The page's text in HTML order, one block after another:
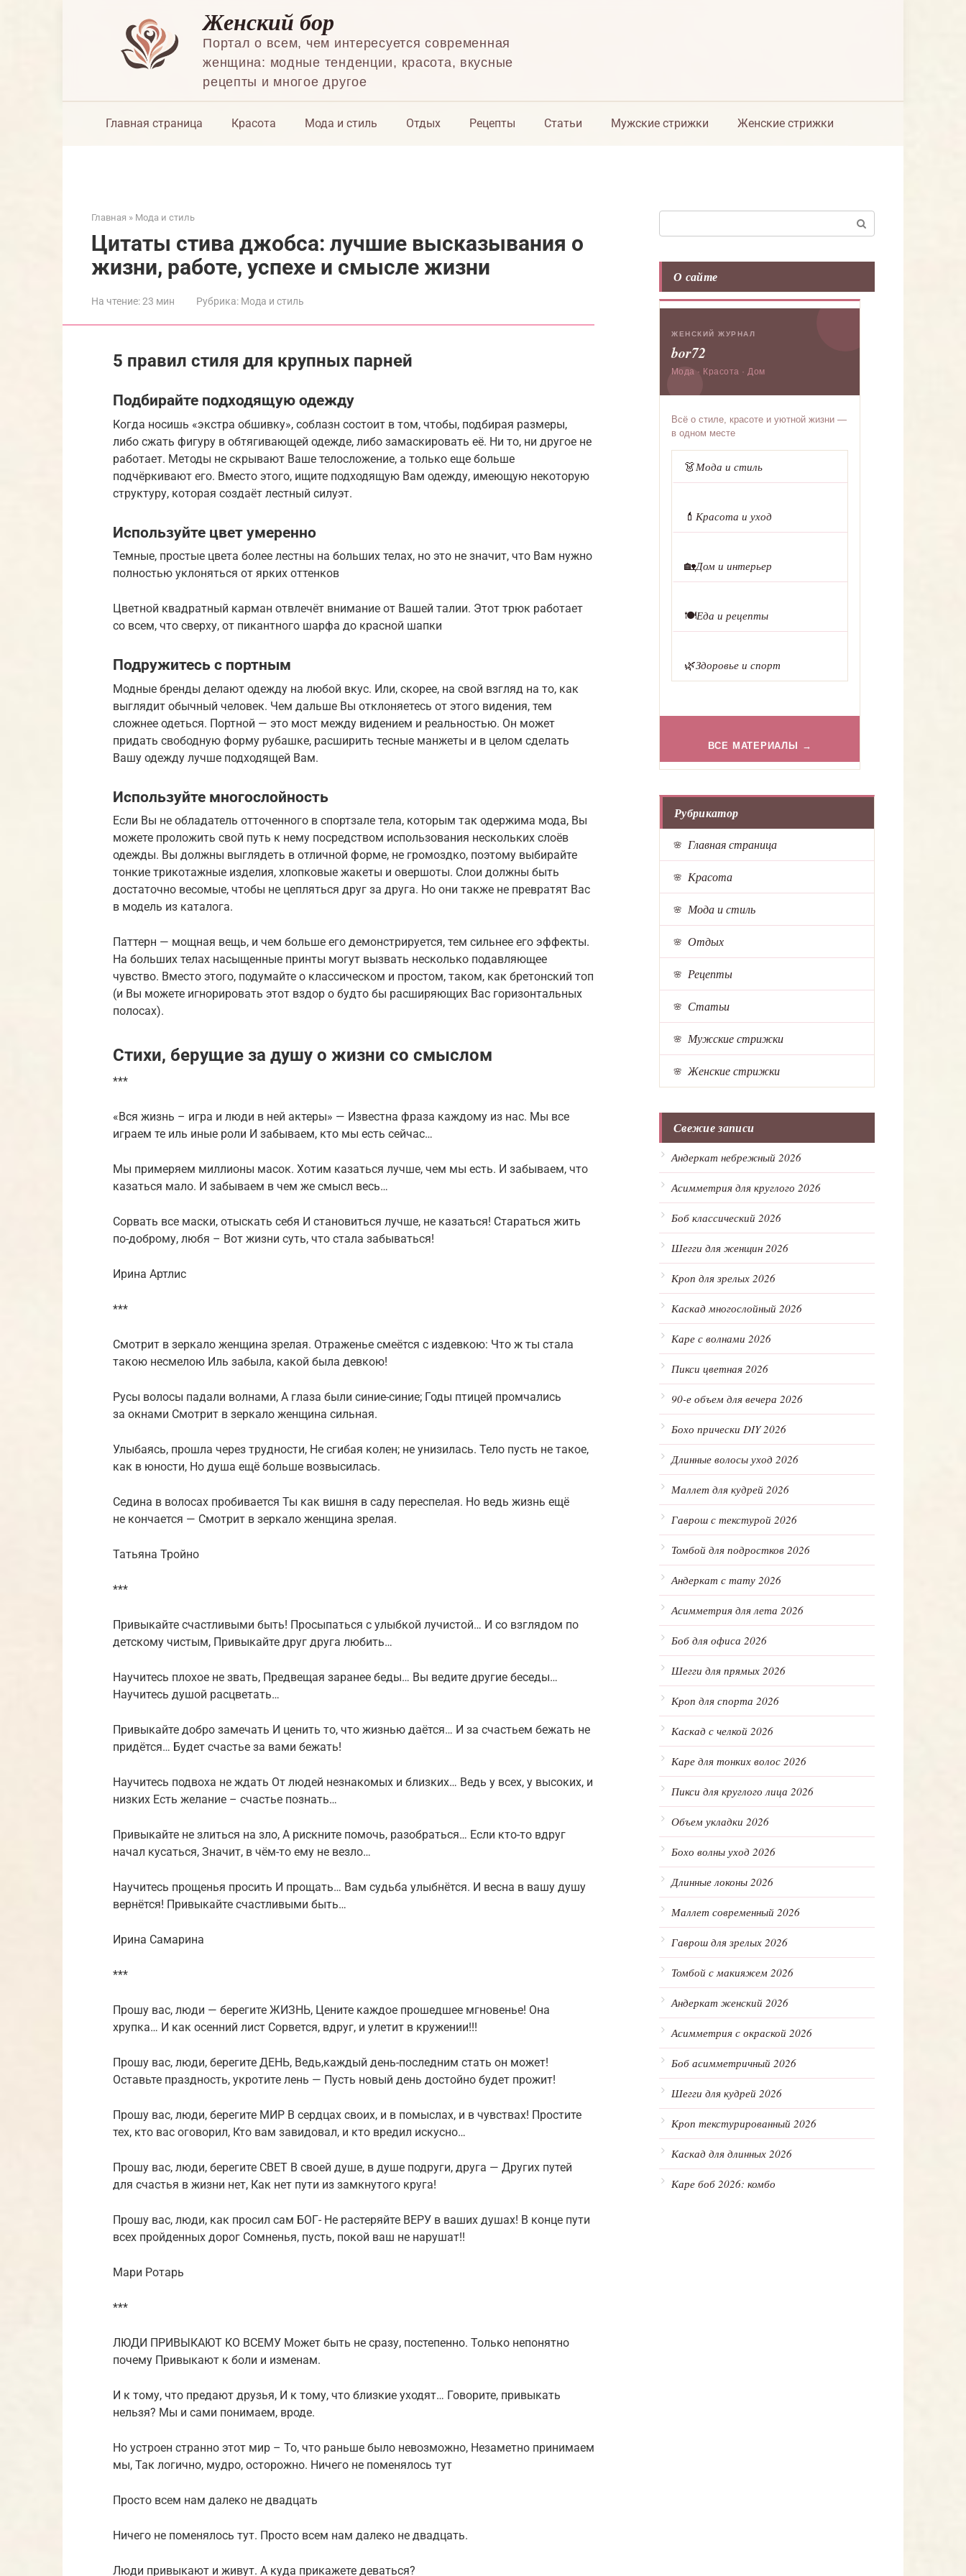
Женский бор
Портал о всем, чем интересуется современная
женщина: модные тенденции, красота, вкусные
рецепты и многое другое
Главная страница Красота Мода и стиль Отдых Рецепты Статьи Мужские стрижки Женские стрижки
Главная » Мода и стиль
Цитаты стива джобса: лучшие высказывания о
жизни, работе, успехе и смысле жизни
На чтение:23 мин Рубрика: Мода и стиль
5 правил стиля для крупных парней
Подбирайте подходящую одежду
Когда носишь «экстра обшивку», соблазн состоит в том, чтобы, подбирая размеры,
либо сжать фигуру в обтягивающей одежде, либо замаскировать её. Ни то, ни другое не
работает. Методы не скрывают Ваше телосложение, а только еще больше
подчёркивают его. Вместо этого, ищите подходящую Вам одежду, имеющую некоторую
структуру, которая создаёт лестный силуэт.
Используйте цвет умеренно
Темные, простые цвета более лестны на больших телах, но это не значит, что Вам нужно
полностью уклоняться от ярких оттенков
Цветной квадратный карман отвлечёт внимание от Вашей талии. Этот трюк работает
со всем, что сверху, от пикантного шарфа до красной шапки
Подружитесь с портным
Модные бренды делают одежду на любой вкус. Или, скорее, на свой взгляд на то, как
выглядит обычный человек. Чем дальше Вы отклоняетесь от этого видения, тем
сложнее одеться. Портной — это мост между видением и реальностью. Он может
придать свободную форму рубашке, расширить тесные манжеты и в целом сделать
Вашу одежду лучше подходящей Вам.
Используйте многослойность
Если Вы не обладатель отточенного в спортзале тела, которым так одержима мода, Вы
можете проложить свой путь к нему посредством использования нескольких слоёв
одежды. Вы должны выглядеть в отличной форме, не громоздко, поэтому выбирайте
тонкие трикотажные изделия, хлопковые жакеты и овершоты. Слои должны быть
достаточно весомые, чтобы не цепляться друг за друга. Но они также не превратят Вас
в модель из каталога.
Паттерн — мощная вещь, и чем больше его демонстрируется, тем сильнее его эффекты.
На больших телах насыщенные принты могут вызвать несколько подавляющее
чувство. Вместо этого, подумайте о классическом и простом, таком, как бретонский топ
(и Вы можете игнорировать этот вздор о будто бы расширяющих Вас горизонтальных
полосах).
Стихи, берущие за душу о жизни со смыслом
***
«Вся жизнь – игра и люди в ней актеры» — Известна фраза каждому из нас. Мы все
играем те иль иные роли И забываем, кто мы есть сейчас…
Мы примеряем миллионы масок. Хотим казаться лучше, чем мы есть. И забываем, что
казаться мало. И забываем в чем же смысл весь…
Сорвать все маски, отыскать себя И становиться лучше, не казаться! Стараться жить
по-доброму, любя – Вот жизни суть, что стала забываться!
Ирина Артлис
***
Смотрит в зеркало женщина зрелая. Отраженье смеётся с издевкою: Что ж ты стала
такою несмелою Иль забыла, какой была девкою!
Русы волосы падали волнами, А глаза были синие-синие; Годы птицей промчались
за окнами Смотрит в зеркало женщина сильная.
Улыбаясь, прошла через трудности, Не сгибая колен; не унизилась. Тело пусть не такое,
как в юности, Но душа ещё больше возвысилась.
Седина в волосах пробивается Ты как вишня в саду переспелая. Но ведь жизнь ещё
не кончается — Смотрит в зеркало женщина зрелая.
Татьяна Тройно
***
Привыкайте счастливыми быть! Просыпаться с улыбкой лучистой… И со взглядом по
детскому чистым, Привыкайте друг друга любить…
Научитесь плохое не звать, Предвещая заранее беды… Вы ведите другие беседы…
Научитесь душой расцветать…
Привыкайте добро замечать И ценить то, что жизнью даётся… И за счастьем бежать не
придётся… Будет счастье за вами бежать!
Научитесь подвоха не ждать От людей незнакомых и близких… Ведь у всех, у высоких, и
низких Есть желание – счастье познать…
Привыкайте не злиться на зло, А рискните помочь, разобраться… Если кто-то вдруг
начал кусаться, Значит, в чём-то ему не везло…
Научитесь прощенья просить И прощать… Вам судьба улыбнётся. И весна в вашу душу
вернётся! Привыкайте счастливыми быть…
Ирина Самарина
***
Прошу вас, люди — берегите ЖИЗНЬ, Цените каждое прошедшее мгновенье! Она
хрупка… И как осенний лист Сорвется, вдруг, и улетит в кружении!!!
Прошу вас, люди, берегите ДЕНЬ, Ведь,каждый день-последним стать он может!
Оставьте праздность, укротите лень — Пусть новый день достойно будет прожит!
Прошу вас, люди, берегите МИР В сердцах своих, и в помыслах, и в чувствах! Простите
тех, кто вас оговорил, Кто вам завидовал, и кто вредил искусно…
Прошу вас, люди, берегите СВЕТ В своей душе, в душе подруги, друга — Других путей
для счастья в жизни нет, Как нет пути из замкнутого круга!
Прошу вас, люди, как просил сам БОГ- Не растеряйте ВЕРУ в ваших душах! В конце пути
всех пройденных дорог Сомненья, пусть, покой ваш не нарушат!!
Мари Ротарь
***
ЛЮДИ ПРИВЫКАЮТ КО ВСЕМУ Может быть не сразу, постепенно. Только непонятно
почему Привыкают к боли и изменам.
И к тому, что предают друзья, И к тому, что близкие уходят… Говорите, привыкать
нельзя? Мы и сами понимаем, вроде.
Но устроен странно этот мир – То, что раньше было невозможно, Незаметно принимаем
мы, Так логично, мудро, осторожно. Ничего не поменялось тут
Просто всем нам далеко не двадцать
Ничего не поменялось тут. Просто всем нам далеко не двадцать.
Люди привыкают и живут. А куда прикажете деваться?
О сайте
ЖЕНСКИЙ ЖУРНАЛ
bor72
Мода · Красота · Дом
Всё о стиле, красоте и уютной жизни —
в одном месте
👗Мода и стиль
💄 Красота и уход
🏡Дом и интерьер
🍽️Еда и рецепты
🌿Здоровье и спорт
ВСЕ МАТЕРИАЛЫ →
Рубрикатор
Главная страница
Красота
Мода и стиль
Отдых
Рецепты
Статьи
Мужские стрижки
Женские стрижки
Свежие записи
Андеркат небрежный 2026
Асимметрия для круглого 2026
Боб классический 2026
Шегги для женщин 2026
Кроп для зрелых 2026
Каскад многослойный 2026
Каре с волнами 2026
Пикси цветная 2026
90-е объем для вечера 2026
Бохо прически DIY 2026
Длинные волосы уход 2026
Маллет для кудрей 2026
Гаврош с текстурой 2026
Томбой для подростков 2026
Андеркат с тату 2026
Асимметрия для лета 2026
Боб для офиса 2026
Шегги для прямых 2026
Кроп для спорта 2026
Каскад с челкой 2026
Каре для тонких волос 2026
Пикси для круглого лица 2026
Объем укладки 2026
Бохо волны уход 2026
Длинные локоны 2026
Маллет современный 2026
Гаврош для зрелых 2026
Томбой с макияжем 2026
Андеркат женский 2026
Асимметрия с окраской 2026
Боб асимметричный 2026
Шегги для кудрей 2026
Кроп текстурированный 2026
Каскад для длинных 2026
Каре боб 2026: комбо